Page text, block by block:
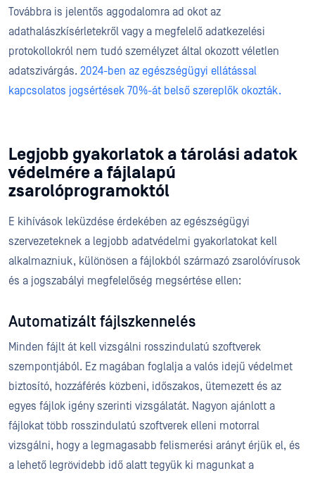
Továbbra is jelentős aggodalomra ad okot az
adathalászkísérletekről vagy a megfelelő adatkezelési
protokollokról nem tudó személyzet által okozott véletlen
adatszivárgás. 2024-ben az egészségügyi ellátással
kapcsolatos jogsértések 70%-át belső szereplők okozták.
Legjobb gyakorlatok a tárolási adatok
védelmére a fájlalapú
zsarolóprogramoktól
E kihívások leküzdése érdekében az egészségügyi
szervezeteknek a legjobb adatvédelmi gyakorlatokat kell
alkalmazniuk, különösen a fájlokból származó zsarolóvírusok
és a jogszabályi megfelelőség megsértése ellen:
Automatizált fájlszkennelés
Minden fájlt át kell vizsgálni rosszindulatú szoftverek
szempontjából. Ez magában foglalja a valós idejű védelmet
biztosító, hozzáférés közbeni, időszakos, ütemezett és az
egyes fájlok igény szerinti vizsgálatát. Nagyon ajánlott a
fájlokat több rosszindulatú szoftverek elleni motorral
vizsgálni, hogy a legmagasabb felismerési arányt érjük el, és
a lehető legrövidebb idő alatt tegyük ki magunkat a